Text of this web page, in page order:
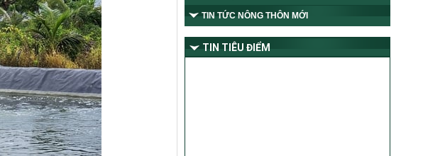
TIN TỨC NÔNG THÔN MỚI
TIN TIÊU ĐIỂM